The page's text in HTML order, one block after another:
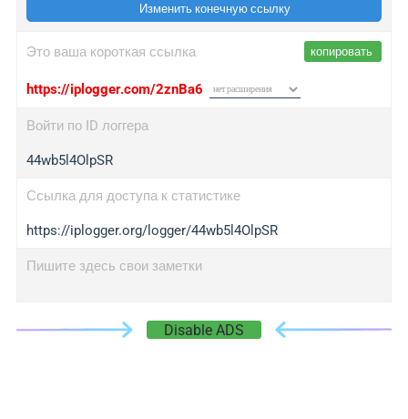
Изменить конечную ссылку
Это ваша короткая ссылка копировать
https://iplogger.com/2znBa6
Войти по ID логгера
44wb5l4OlpSR
Ссылка для доступа к статистике
https://iplogger.org/logger/44wb5l4OlpSR
Пишите здесь свои заметки
Disable ADS